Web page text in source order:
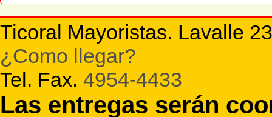
Ticoral Mayoristas. Lavalle
¿Como llegar?
Tel. Fax. 4954-4433
Las entregas serán